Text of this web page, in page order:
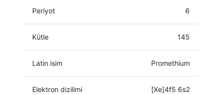
Periyot 6
Kütle 145
Latin isim Promethium
Elektron dizilimi [Xe]4f5 6s2